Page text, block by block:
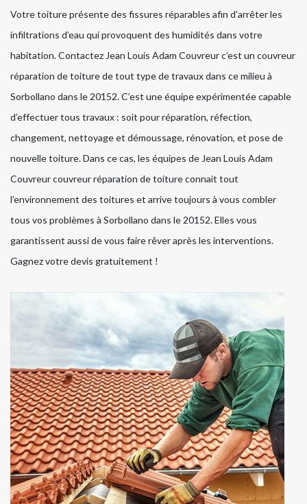
Votre toiture présente des fissures réparables afin d’arrêter les
infiltrations d’eau qui provoquent des humidités dans votre
habitation. Contactez Jean Louis Adam Couvreur c’est un couvreur
réparation de toiture de tout type de travaux dans ce milieu à
Sorbollano dans le 20152. C’est une équipe expérimentée capable
d’effectuer tous travaux : soit pour réparation, réfection,
changement, nettoyage et démoussage, rénovation, et pose de
nouvelle toiture. Dans ce cas, les équipes de Jean Louis Adam
Couvreur couvreur réparation de toiture connait tout
l’environnement des toitures et arrive toujours à vous combler
tous vos problèmes à Sorbollano dans le 20152. Elles vous
garantissent aussi de vous faire rêver après les interventions.
Gagnez votre devis gratuitement !